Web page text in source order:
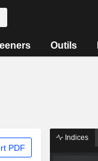
Outils
PDF
Indices